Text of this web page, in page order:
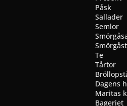
Påsk
Sallader
Semlor
Te
Tårtor
Dagens
Maritas
Bageriet